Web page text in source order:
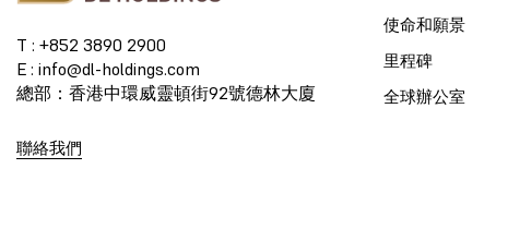
T : +852 3890 2900
E : info@dl-holdings.com
總部：香港中環威靈頓街92號德林大廈
聯絡我們
使命和願景
里程碑
全球辦公室